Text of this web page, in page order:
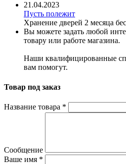
21.04.2023
Пусть полежит
Хранение дверей 2 месяца
Вы можете задать любой
товару или работе магазина.
Наши квалифицированные
вам помогут.
Товар под заказ
Название товара *
Сообщение
Ваше имя *